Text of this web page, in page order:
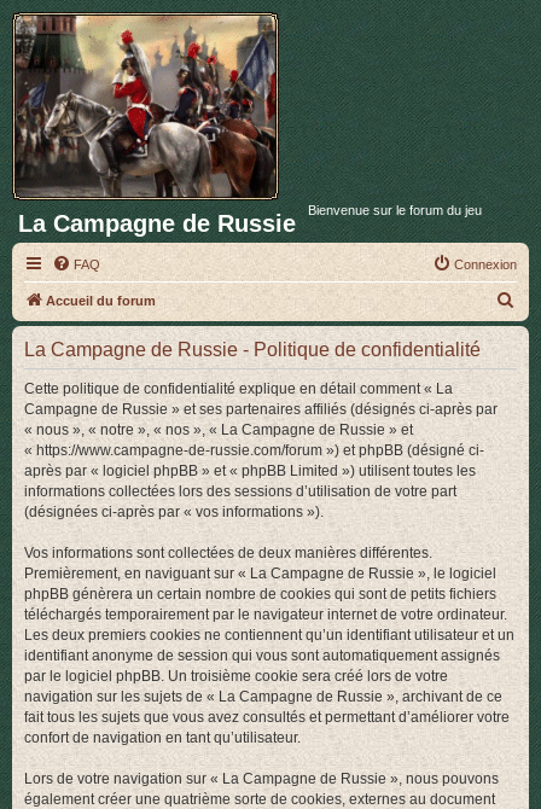
La Campagne de Russie Bienvenue sur le forum du jeu
FAQ Connexion
Accueil du forum
e
c
h
La Campagne de Russie - Politique de confidentialité
Cette politique de confidentialité explique en détail comment « La
Campagne de Russie » et ses partenaires affiliés (désignés ci-après par
« nous », « notre », « nos », « La Campagne de Russie » et
« https://www.campagne-de-russie.com/forum ») et phpBB (désigné ci-
après par « logiciel phpBB » et « phpBB Limited ») utilisent toutes les
informations collectées lors des sessions d’utilisation de votre part
(désignées ci-après par « vos informations »).
Vos informations sont collectées de deux manières différentes.
Premièrement, en naviguant sur « La Campagne de Russie », le logiciel
phpBB génèrera un certain nombre de cookies qui sont de petits fichiers
téléchargés temporairement par le navigateur internet de votre ordinateur.
Les deux premiers cookies ne contiennent qu’un identifiant utilisateur et un
identifiant anonyme de session qui vous sont automatiquement assignés
par le logiciel phpBB. Un troisième cookie sera créé lors de votre
navigation sur les sujets de « La Campagne de Russie », archivant de ce
fait tous les sujets que vous avez consultés et permettant d’améliorer votre
confort de navigation en tant qu’utilisateur.
Lors de votre navigation sur « La Campagne de Russie », nous pouvons
également créer une quatrième sorte de cookies, externes au document